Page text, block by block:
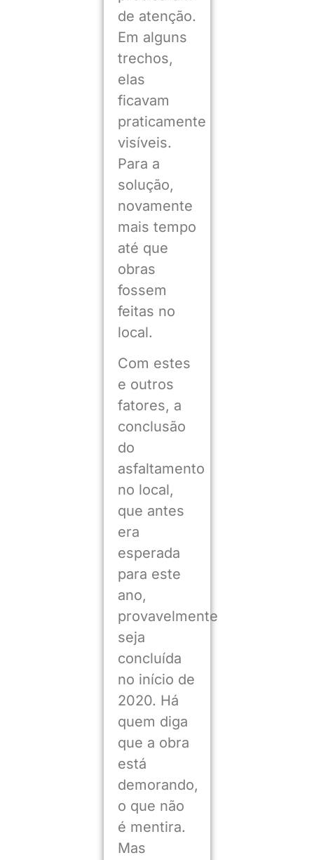
de atenção.
Em alguns
trechos,
elas
ficavam
praticamente
visíveis.
Para a
solução,
novamente
mais tempo
até que
obras
fossem
feitas no
local.
Com estes
e outros
fatores, a
conclusão
do
asfaltamento
no local,
que antes
era
esperada
para este
ano,
provavelmente
seja
concluída
no início de
2020. Há
quem diga
que a obra
está
demorando,
o que não
é mentira.
Mas